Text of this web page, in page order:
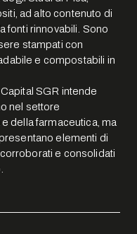
ad alto contenuto di
fonti rinnovabili. Sono
stampati con
e compostabili in
SGR intende
nel settore
della farmaceutica, ma
elementi di
e consolidati